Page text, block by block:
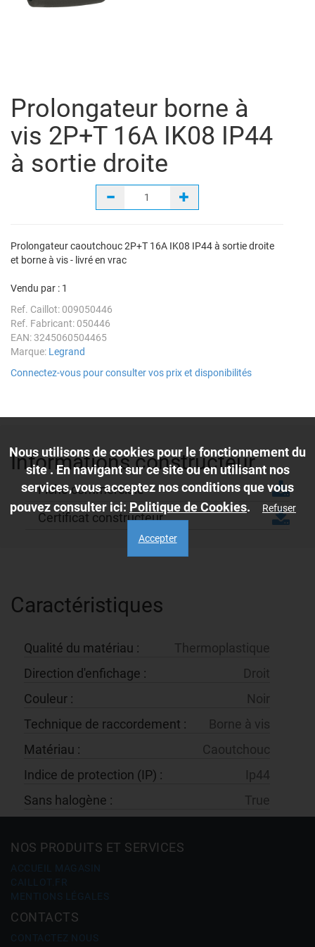
Prolongateur borne à
vis 2P+T 16A IK08 IP44
à sortie droite
Prolongateur caoutchouc 2P+T 16A IK08 IP44 à sortie droite
et borne à vis - livré en vrac
Vendu par : 1
Ref. Caillot: 009050446
Ref. Fabricant: 050446
EAN: 3245060504465
Marque: Legrand
Connectez-vous pour consulter vos prix et disponibilités
Informations constructeur
Fiche commerciale
Certificat constructeur
Caractéristiques
qualité du matériau :
thermoplastique
direction d'enfichage :
droit
couleur :
noir
technique de raccordement :
borne à vis
matériau :
caoutchouc
indice de protection (IP) :
ip44
sans halogène :
true
NOS PRODUITS ET SERVICES
ACCUEIL MAGASIN
CAILLOT.FR
MENTIONS LÉGALES
CONTACTS
CONTACTEZ NOUS
Nous utilisons de cookies pour le fonctionnement du
site . En navigant sur ce site ou en utilisant nos
services, vous acceptez nos conditions que vous
pouvez consulter ici: Politique de Cookies. Refuser
Accepter